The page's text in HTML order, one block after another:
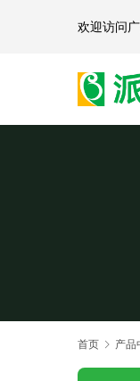
首页 产品
欢迎访问